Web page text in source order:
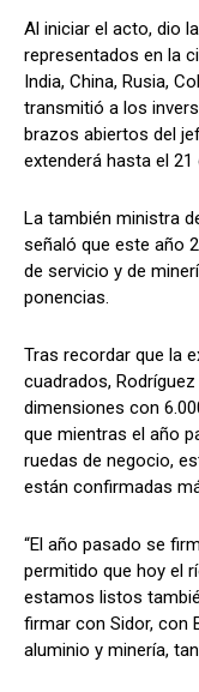
Al iniciar el acto, dio
representados en la
India, China, Rusia,
transmitió a los
brazos abiertos del
extenderá hasta el 21
La también ministra
señaló que este año
de servicio y de
ponencias.
Tras recordar que la
cuadrados,
dimensiones con
que mientras el año
ruedas de negocio,
están confirmadas
“El año pasado se
permitido que hoy el
estamos listos
firmar con Sidor, con
aluminio y minería,